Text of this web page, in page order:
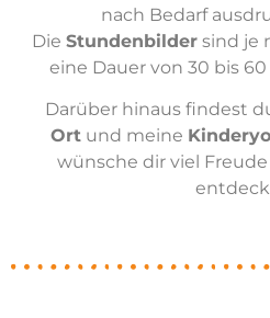
nach Bedarf
Die Stundenbilder sind je
eine Dauer von 30 bis
Darüber hinaus findest
Ortund meine
wünsche dir viel